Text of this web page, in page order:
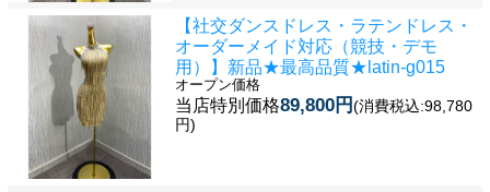
【社交ダンスドレス・ラテンドレス・
オーダーメイド対応（競技・デモ
用）】新品★最高品質★latin-g015
オープン価格
当店特別価格89,800円(消費税込:98,780
円)